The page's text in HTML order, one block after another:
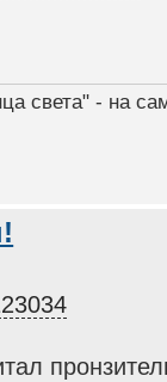
света" - на